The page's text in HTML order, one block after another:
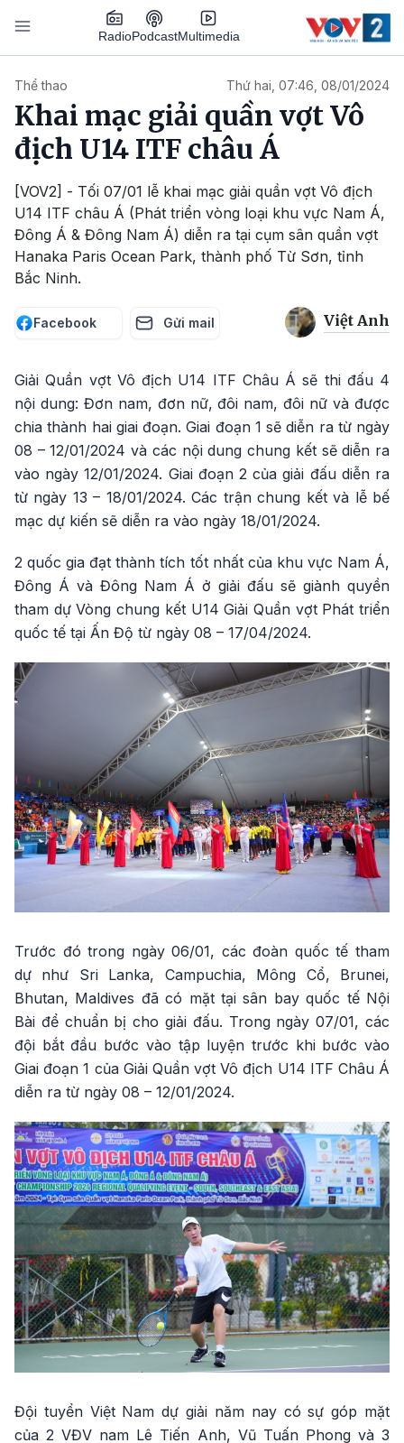
Nhảy đến nội dung
RadioPodcastMultimedia
Thể thao Thứ hai, 07:46, 08/01/2024
Khai mạc giải quần vợt Vô
địch U14 ITF châu Á
[VOV2] - Tối 07/01 lễ khai mạc giải quần vợt Vô địch
U14 ITF châu Á (Phát triển vòng loại khu vực Nam Á,
Đông Á & Đông Nam Á) diễn ra tại cụm sân quần vợt
Hanaka Paris Ocean Park, thành phố Từ Sơn, tỉnh
Bắc Ninh.
Facebook Gửi mail Việt Anh
Giải Quần vợt Vô địch U14 ITF Châu Á sẽ thi đấu 4
nội dung: Đơn nam, đơn nữ, đôi nam, đôi nữ và được
chia thành hai giai đoạn. Giai đoạn 1 sẽ diễn ra từ ngày
08 – 12/01/2024 và các nội dung chung kết sẽ diễn ra
vào ngày 12/01/2024. Giai đoạn 2 của giải đấu diễn ra
từ ngày 13 – 18/01/2024. Các trận chung kết và lễ bế
mạc dự kiến sẽ diễn ra vào ngày 18/01/2024.
2 quốc gia đạt thành tích tốt nhất của khu vực Nam Á,
Đông Á và Đông Nam Á ở giải đấu sẽ giành quyền
tham dự Vòng chung kết U14 Giải Quần vợt Phát triển
quốc tế tại Ấn Độ từ ngày 08 – 17/04/2024.
Trước đó trong ngày 06/01, các đoàn quốc tế tham
dự như Sri Lanka, Campuchia, Mông Cổ, Brunei,
Bhutan, Maldives đã có mặt tại sân bay quốc tế Nội
Bài để chuẩn bị cho giải đấu. Trong ngày 07/01, các
đội bắt đầu bước vào tập luyện trước khi bước vào
Giai đoạn 1 của Giải Quần vợt Vô địch U14 ITF Châu Á
diễn ra từ ngày 08 – 12/01/2024.
Đội tuyển Việt Nam dự giải năm nay có sự góp mặt
của 2 VĐV nam Lê Tiến Anh, Vũ Tuấn Phong và 3